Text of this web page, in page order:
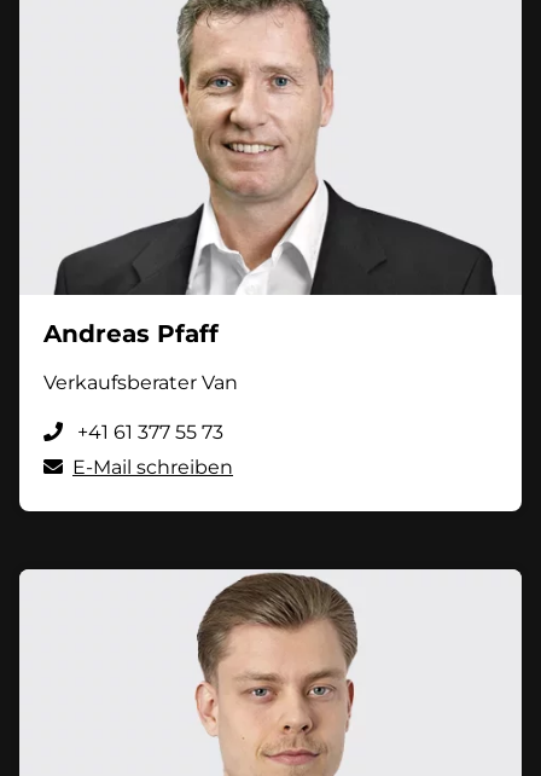
Andreas Pfaff
Verkaufsberater Van
+41 61 377 55 73
E-Mail schreiben